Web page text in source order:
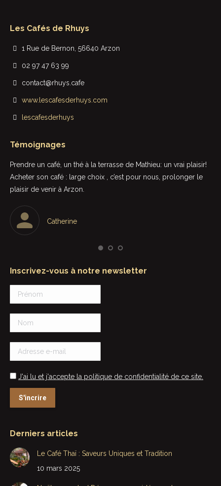
Les Cafés de Rhuys
1 Rue de Bernon, 56640 Arzon
02 97 47 63 99
contact@rhuys.cafe
www.lescafesderhuys.com
lescafesderhuys
Témoignages
Prendre un café, un thé à la terrasse de Mathieu: un vrai plaisir!
Acheter son café : large choix , c’est pour nous, prolonger le
plaisir de venir à Arzon.
Catherine
Inscrivez-vous à notre newsletter
J'ai lu et j'accepte la politique de confidentialité de ce site.
Derniers articles
Le Café Thaï : Saveurs Uniques et Tradition
10 mars 2025